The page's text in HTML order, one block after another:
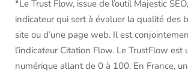
*Le Trust Flow, issue de l’outil Majestic
indicateur qui sert à évaluer la qualité des
site ou d’une page web. Il est
l’indicateur Citation Flow. Le TrustFlow est
numérique allant de 0 à 100. En France,